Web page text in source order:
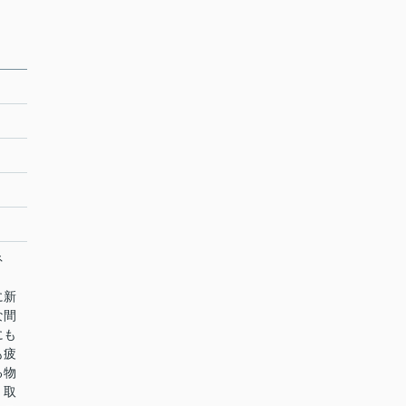
新
疲
物